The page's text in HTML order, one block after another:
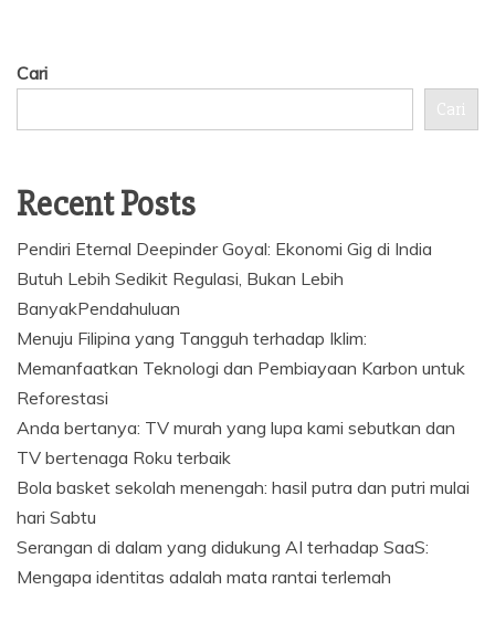
Cari
Cari
Recent Posts
Pendiri Eternal Deepinder Goyal: Ekonomi Gig di India
Butuh Lebih Sedikit Regulasi, Bukan Lebih
BanyakPendahuluan
Menuju Filipina yang Tangguh terhadap Iklim:
Memanfaatkan Teknologi dan Pembiayaan Karbon untuk
Reforestasi
Anda bertanya: TV murah yang lupa kami sebutkan dan
TV bertenaga Roku terbaik
Bola basket sekolah menengah: hasil putra dan putri mulai
hari Sabtu
Serangan di dalam yang didukung AI terhadap SaaS:
Mengapa identitas adalah mata rantai terlemah